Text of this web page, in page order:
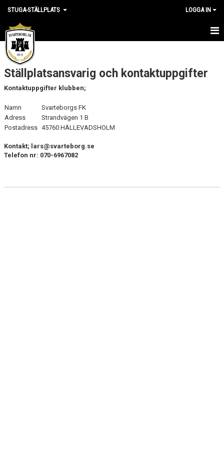
STUGA-STÄLLPLATS LOGGA IN
HEM
NYHETER
KALENDER
BILDGALLERI
Ställplatsansvarig och kontaktuppgifter
Kontaktuppgifter klubben;
Namn
Svarteborgs FK
Adress
Strandvägen 1 B
Postadress 45760 HÄLLEVADSHOLM
Kontakt; lars@svarteborg.se
Telefon nr: 070-6967082